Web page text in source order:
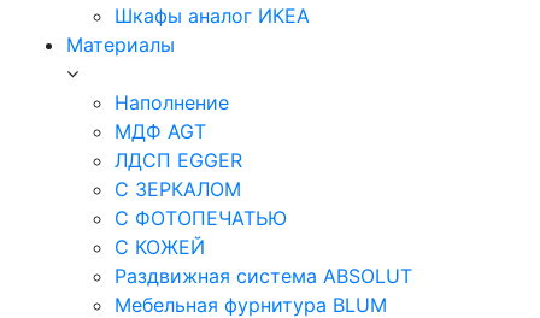
Шкафы аналог ИКЕА
Материалы
Наполнение
МДФ AGT
ЛДСП EGGER
С ЗЕРКАЛОМ
С ФОТОПЕЧАТЬЮ
С КОЖЕЙ
Раздвижная система ABSOLUT
Мебельная фурнитура BLUM